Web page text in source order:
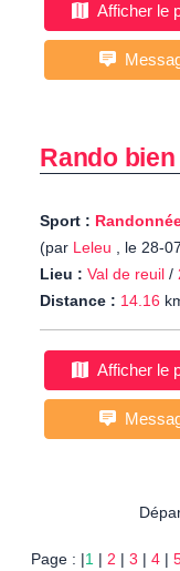
Afficher le
Rando
Sport :
(par Leleu , le 28-
Lieu : Val de reuil /
Distance : 14.16
Afficher le
Page : |1 | 2 | 3 | 4 |